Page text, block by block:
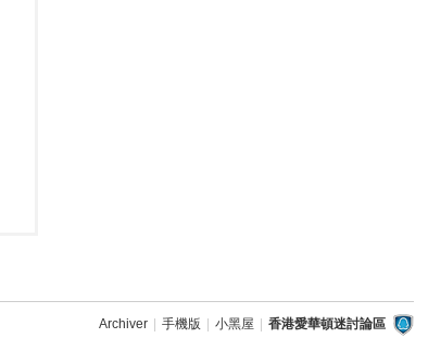
Archiver 手機版 小黑屋 香港愛華頓迷討論區